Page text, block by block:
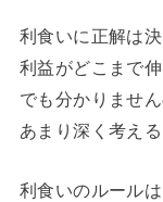
利食いに正解は
利益がどこまで
でも分かりません
あまり深く考え
利食いのルール